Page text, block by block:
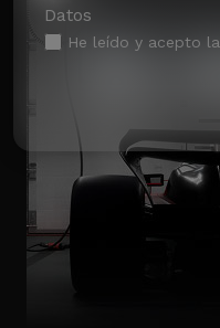
Datos
He leído y acepto la